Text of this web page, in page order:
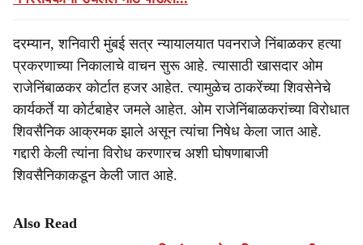
दरम्यान, शनिवारी मुंबई सत्र न्यायालयात पवनराजे निंबाळकर हत्या
प्रकरणाच्या निकालाचे वाचन सुरू आहे. त्यासाठी खासदार ओम
राजेनिंबाळकर कोर्टात हजर आहेत. त्यामुळेच ठाकरेंच्या शिवसेनेचे
कार्यकर्ते या कोर्टबाहेर जमले आहेत. ओम राजेनिंबाळकरांच्या विरोधात
शिवसैनिक आक्रमक झाले असून त्यांचा निषेध केला जात आहे.
गद्दारी केली त्यांना विरोध करणारच अशी घोषणाबाजी
शिवसैनिकाकडून केली जात आहे.
Also Read